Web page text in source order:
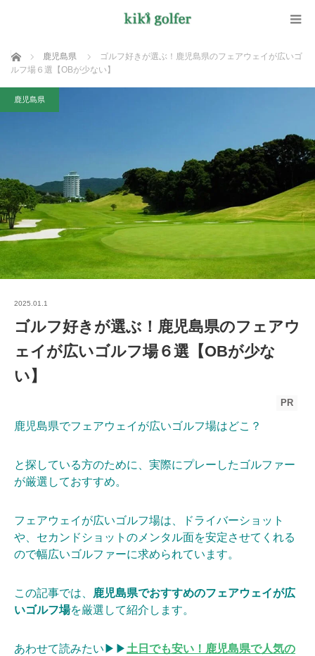
ホーム 鹿児島県
ゴルフ好きが選ぶ！鹿児島県のフェアウェイが広いゴ
ルフ場６選【OBが少ない】
鹿児島県
2025.01.1
ゴルフ好きが選ぶ！鹿児島県のフェアウ
ェイが広いゴルフ場６選【OBが少な
い】
PR
鹿児島県でフェアウェイが広いゴルフ場はどこ？
と探している方のために、実際にプレーしたゴルファー
が厳選しておすすめ。
フェアウェイが広いゴルフ場は、ドライバーショット
や、セカンドショットのメンタル面を安定させてくれる
ので幅広いゴルファーに求められています。
この記事では、
鹿児島県でおすすめのフェアウェイが広
いゴルフ場を厳選して紹介します。
あわせて読みたい▶▶ 土日でも安い！鹿児島県で人気の